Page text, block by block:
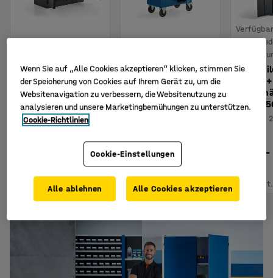
Werkzeugschrank
PROVIDE, 710 x 735
x 350 mm,
dunkelgrau
Art. Nr.:202793
Exkl. USt.
KAUFEN
Mobiler Schrank
RESTORE,
abschließbar, 1800
x 1000 x 600 mm,
blau
1.025,-
€
Exkl. USt.
KAUFEN
REACH
120
1020 x
1.125,-
Exkl. USt.
Wenn Sie auf „Alle Cookies akzeptieren“ klicken, stimmen Sie
der Speicherung von Cookies auf Ihrem Gerät zu, um die
Websitenavigation zu verbessern, die Websitenutzung zu
analysieren und unsere Marketingbemühungen zu unterstützen.
Cookie-Richtlinien
Cookie-Einstellungen
Alle ablehnen Alle Cookies akzeptieren